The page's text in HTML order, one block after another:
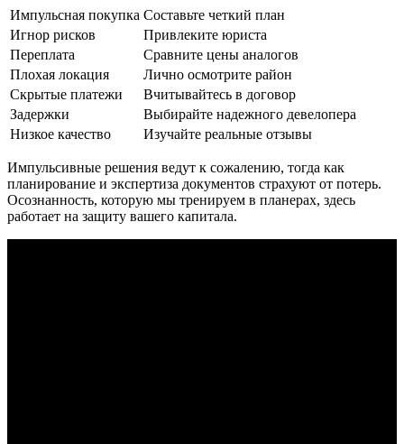
Импульсная покупка Составьте четкий план
Игнор рисков
Привлеките юриста
Переплата
Сравните цены аналогов
Плохая локация
Лично осмотрите район
Скрытые платежи
Вчитывайтесь в договор
Задержки
Выбирайте надежного девелопера
Низкое качество
Изучайте реальные отзывы
Импульсивные решения ведут к сожалению, тогда как
планирование и экспертиза документов страхуют от потерь.
Осознанность, которую мы тренируем в планерах, здесь
работает на защиту вашего капитала.